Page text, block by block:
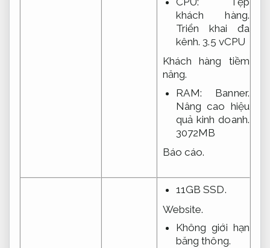
khách hàng.
Triển khai đa
kênh. 3.5 vCPU
Khách hàng tiềm
năng.
RAM: Banner.
Nâng cao hiệu
quả kinh doanh.
3072MB
Báo cáo.
11GB SSD.
Website.
Không giới hạn
băng thông.